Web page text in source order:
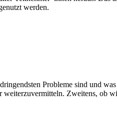
werden.
Probleme sind und
Zweitens, ob